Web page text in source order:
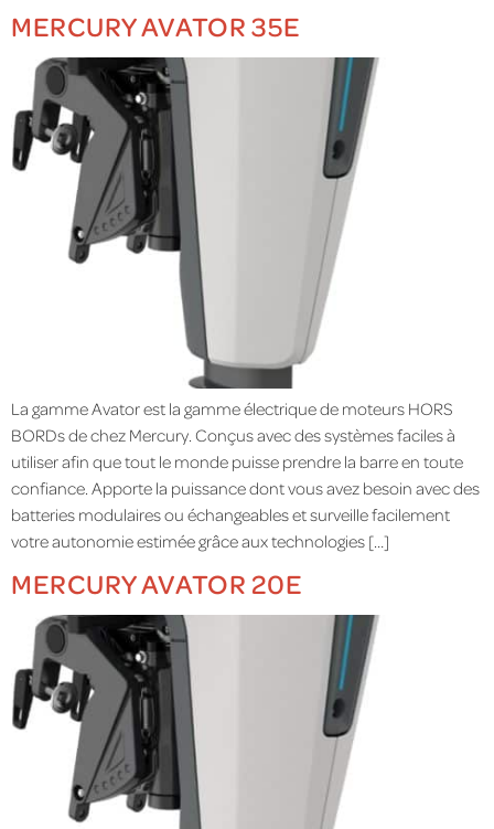
MERCURY AVATOR 35E
La gamme Avator est la gamme électrique de moteurs HORS
BORDs de chez Mercury. Conçus avec des systèmes faciles à
utiliser afin que tout le monde puisse prendre la barre en toute
confiance. Apporte la puissance dont vous avez besoin avec des
batteries modulaires ou échangeables et surveille facilement
votre autonomie estimée grâce aux technologies […]
MERCURY AVATOR 20E